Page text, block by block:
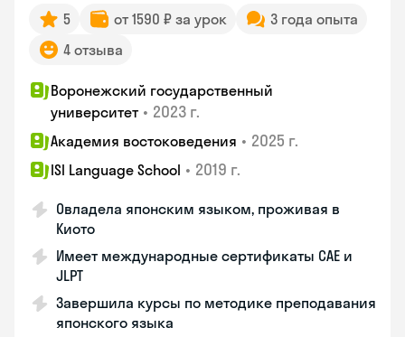
5 от 1590 ₽ за урок
3 года опыта
4 отзыва
Воронежский государственный
университет • 2023 г.
Академия востоковедения • 2025 г.
ISI Language School • 2019 г.
Овладела японским языком, проживая в
Киото
Имеет международные сертификаты CAE и
JLPT
Завершила курсы по методике преподавания
японского языка